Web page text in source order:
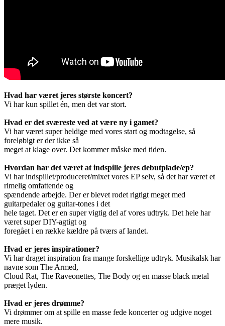
Hvad har været jeres største koncert?
Vi har kun spillet én, men det var stort.
Hvad er det sværeste ved at være ny i gamet?
Vi har været super heldige med vores start og modtagelse, så
foreløbigt er der ikke så
meget at klage over. Det kommer måske med tiden.
Hvordan har det været at indspille jeres debutplade/ep?
Vi har indspillet/produceret/mixet vores EP selv, så det har været et
rimelig omfattende og
spændende arbejde. Der er blevet rodet rigtigt meget med
guitarpedaler og guitar-tones i det
hele taget. Det er en super vigtig del af vores udtryk. Det hele har
været super DIY-agtigt og
foregået i en række kældre på tværs af landet.
Hvad er jeres inspirationer?
Vi har draget inspiration fra mange forskellige udtryk. Musikalsk har
navne som The Armed,
Cloud Rat, The Raveonettes, The Body og en masse black metal
præget lyden.
Hvad er jeres drømme?
Vi drømmer om at spille en masse fede koncerter og udgive noget
mere musik.